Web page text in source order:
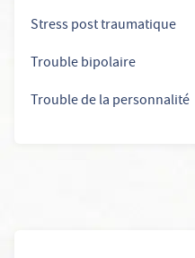
Stress post traumatique
Trouble bipolaire
Trouble de la personnalité